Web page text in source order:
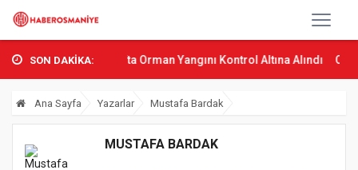
SON DAKİKA:
Osmani... Sumbas’ta Orman Yangını Kontrol Altına Alındı
Ana Sayfa Yazarlar Mustafa Bardak
MUSTAFA BARDAK